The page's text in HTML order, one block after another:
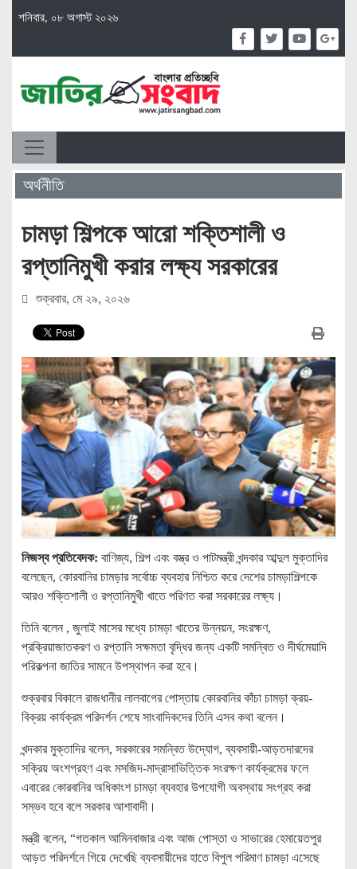
শনিবার, ০৮ অগাস্ট ২০২৬
অর্থনীতি
চামড়া শিল্পকে আরো শক্তিশালী ও
রপ্তানিমুখী করার লক্ষ্য সরকারের
শুক্রবার, মে ২৯, ২০২৬
নিজস্ব প্রতিবেদক: বাণিজ্য, শিল্প এবং বস্ত্র ও পাটমন্ত্রী খন্দকার আব্দুল মুক্তাদির
বলেছেন, কোরবানির চামড়ার সর্বোচ্চ ব্যবহার নিশ্চিত করে দেশের চামড়াশিল্পকে
আরও শক্তিশালী ও রপ্তানিমুখী খাতে পরিণত করা সরকারের লক্ষ্য।
তিনি বলেন , জুলাই মাসের মধ্যে চামড়া খাতের উন্নয়ন, সংরক্ষণ,
প্রক্রিয়াজাতকরণ ও রপ্তানি সক্ষমতা বৃদ্ধির জন্য একটি সমন্বিত ও দীর্ঘমেয়াদি
পরিকল্পনা জাতির সামনে উপস্থাপন করা হবে।
শুক্রবার বিকালে রাজধানীর লালবাগের পোস্তায় কোরবানির কাঁচা চামড়া ক্রয়-
বিক্রয় কার্যক্রম পরিদর্শন শেষে সাংবাদিকদের তিনি এসব কথা বলেন।
খন্দকার মুক্তাদির বলেন, সরকারের সমন্বিত উদ্যোগ, ব্যবসায়ী-আড়তদারদের
সক্রিয় অংশগ্রহণ এবং মসজিদ-মাদ্রাসাভিত্তিক সংরক্ষণ কার্যক্রমের ফলে
এবারের কোরবানির অধিকাংশ চামড়া ব্যবহার উপযোগী অবস্থায় সংগ্রহ করা
সম্ভব হবে বলে সরকার আশাবাদী।
মন্ত্রী বলেন, “গতকাল আমিনবাজার এবং আজ পোস্তা ও সাভারের হেমায়েতপুর
আড়ত পরিদর্শনে গিয়ে দেখেছি ব্যবসায়ীদের হাতে বিপুল পরিমাণ চামড়া এসেছে